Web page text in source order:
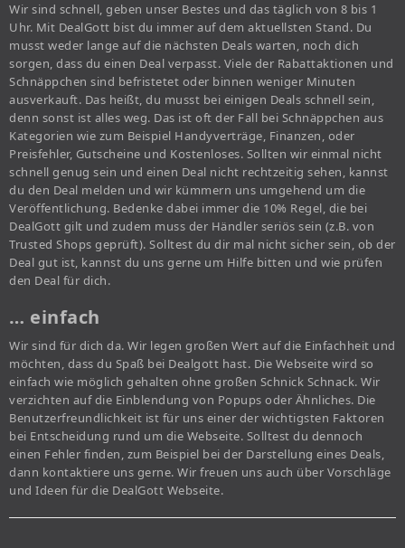
Wir sind schnell, geben unser Bestes und das täglich von 8 bis 1
Uhr. Mit DealGott bist du immer auf dem aktuellsten Stand. Du
musst weder lange auf die nächsten Deals warten, noch dich
sorgen, dass du einen Deal verpasst. Viele der Rabattaktionen und
Schnäppchen sind befristetet oder binnen weniger Minuten
ausverkauft. Das heißt, du musst bei einigen Deals schnell sein,
denn sonst ist alles weg. Das ist oft der Fall bei Schnäppchen aus
Kategorien wie zum Beispiel Handyverträge, Finanzen, oder
Preisfehler, Gutscheine und Kostenloses. Sollten wir einmal nicht
schnell genug sein und einen Deal nicht rechtzeitig sehen, kannst
du den Deal melden und wir kümmern uns umgehend um die
Veröffentlichung. Bedenke dabei immer die 10% Regel, die bei
DealGott gilt und zudem muss der Händler seriös sein (z.B. von
Trusted Shops geprüft). Solltest du dir mal nicht sicher sein, ob der
Deal gut ist, kannst du uns gerne um Hilfe bitten und wie prüfen
den Deal für dich.
… einfach
Wir sind für dich da. Wir legen großen Wert auf die Einfachheit und
möchten, dass du Spaß bei Dealgott hast. Die Webseite wird so
einfach wie möglich gehalten ohne großen Schnick Schnack. Wir
verzichten auf die Einblendung von Popups oder Ähnliches. Die
Benutzerfreundlichkeit ist für uns einer der wichtigsten Faktoren
bei Entscheidung rund um die Webseite. Solltest du dennoch
einen Fehler finden, zum Beispiel bei der Darstellung eines Deals,
dann kontaktiere uns gerne. Wir freuen uns auch über Vorschläge
und Ideen für die DealGott Webseite.